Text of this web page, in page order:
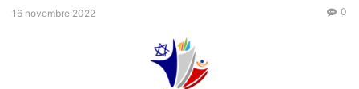
16 novembre 2022 0